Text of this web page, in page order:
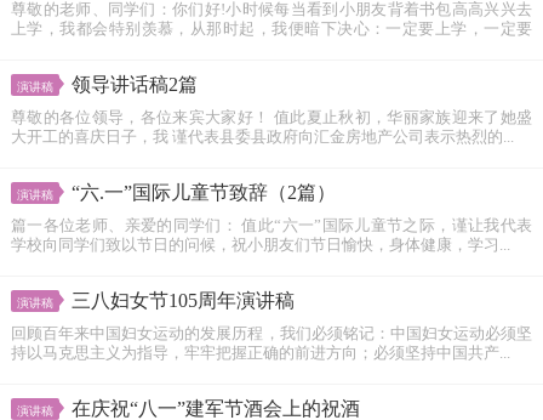
尊敬的老师、同学们：你们好!小时候每当看到小朋友背着书包高高兴兴去
上学，我都会特别羡慕，从那时起，我便暗下决心：一定要上学，一定要
演讲稿 领导讲话稿2篇
尊敬的各位领导，各位来宾大家好！ 值此夏止秋初，华丽家族迎来了她盛
大开工的喜庆日子，我 谨代表县委县政府向汇金房地产公司表示热烈的...
演讲稿 “六.一”国际儿童节致辞（2篇）
篇一各位老师、亲爱的同学们： 值此“六一”国际儿童节之际，谨让我代表
学校向同学们致以节日的问候，祝小朋友们节日愉快，身体健康，学习...
演讲稿 三八妇女节105周年演讲稿
回顾百年来中国妇女运动的发展历程，我们必须铭记：中国妇女运动必须坚
持以马克思主义为指导，牢牢把握正确的前进方向；必须坚持中国共产...
演讲稿 在庆祝“八一”建军节酒会上的祝酒